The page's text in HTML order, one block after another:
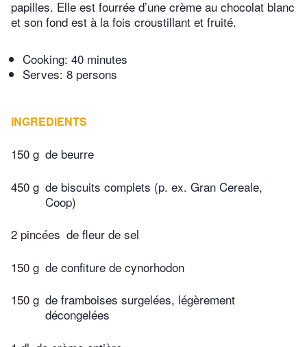
papilles. Elle est fourrée d’une crème au chocolat blanc
et son fond est à la fois croustillant et fruité.
Cooking: 40 minutes
Serves: 8 persons
INGREDIENTS
150 g de beurre
450 g de biscuits complets (p. ex. Gran Cereale,
Coop)
2 pincées de fleur de sel
150 g de confiture de cynorhodon
150 g de framboises surgelées, légèrement
décongelées